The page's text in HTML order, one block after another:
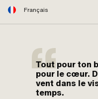
Français
Tout pour ton
pour le cœur.
vent dans le
temps.